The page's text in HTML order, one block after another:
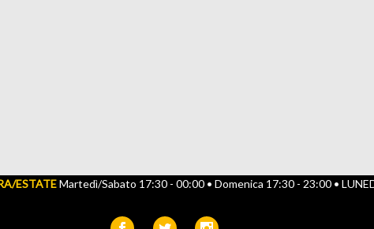
ESTATE Martedì/Sabato 17:30 - 00:00 • Domenica 17:30 - 23:00 •